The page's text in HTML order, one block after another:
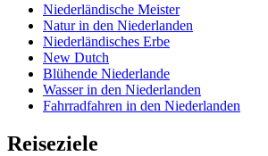
Niederländische Meister
Natur in den Niederlanden
Niederländisches Erbe
New Dutch
Blühende Niederlande
Wasser in den Niederlanden
Fahrradfahren in den Niederlanden
Reiseziele